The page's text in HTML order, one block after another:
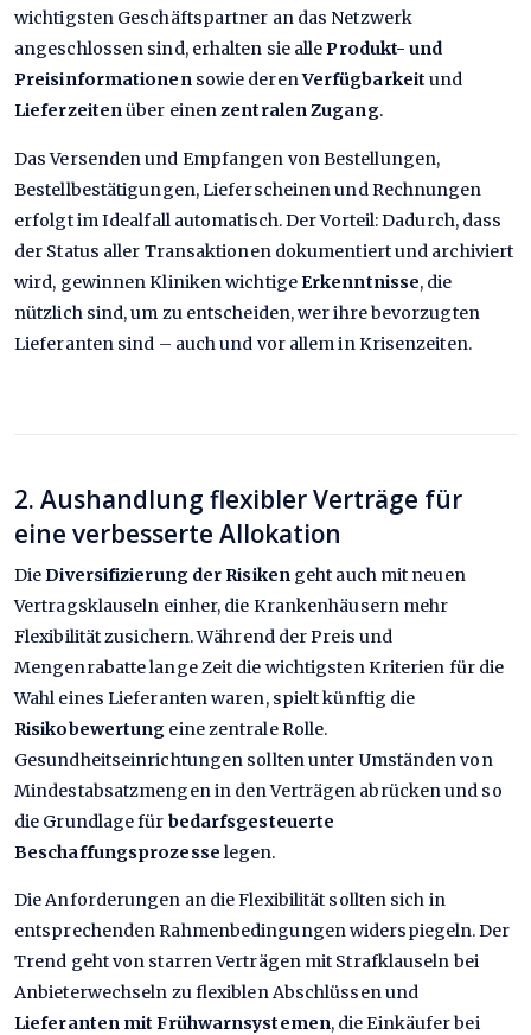
wichtigsten Geschäftspartner an das Netzwerk
angeschlossen sind, erhalten sie alleProdukt- und
Preisinformationensowie derenVerfügbarkeitund
Lieferzeitenüber einenzentralen Zugang.
Das Versenden und Empfangen von Bestellungen,
Bestellbestätigungen, Lieferscheinen und Rechnungen
erfolgt im Idealfall automatisch. Der Vorteil: Dadurch, dass
der Status aller Transaktionen dokumentiert und archiviert
wird, gewinnen Kliniken wichtigeErkenntnisse, die
nützlich sind, um zu entscheiden, wer ihre bevorzugten
Lieferanten sind – auch und vor allem in Krisenzeiten.
2. Aushandlung flexibler Verträge für
eine verbesserte Allokation
DieDiversifizierung der Risikengeht auch mit neuen
Vertragsklauseln einher, die Krankenhäusern mehr
Flexibilität zusichern. Während der Preis und
Mengenrabatte lange Zeit die wichtigsten Kriterien für die
Wahl eines Lieferanten waren, spielt künftig die
Risikobewertung eine zentrale Rolle.
Gesundheitseinrichtungen sollten unter Umständen von
Mindestabsatzmengen in den Verträgen abrücken und so
die Grundlage für bedarfsgesteuerte
Beschaffungsprozesselegen.
Die Anforderungen an die Flexibilität sollten sich in
entsprechenden Rahmenbedingungen widerspiegeln. Der
Trend geht von starren Verträgen mit Strafklauseln bei
Anbieterwechseln zu flexiblen Abschlüssen und
Lieferanten mit Frühwarnsystemen, die Einkäufer bei